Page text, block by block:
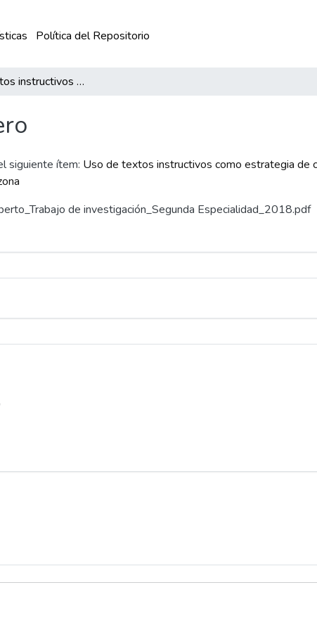
Política del Repositorio
Uso de textos instructivos como estrategia de comprensión lectora para mejorar la práctica pedagógica de los docentes en la IE 38541 de Arizona
siguiente ítem: Uso de textos instructivos como estrategia de
de investigación_Segunda Especialidad_2018.pdf